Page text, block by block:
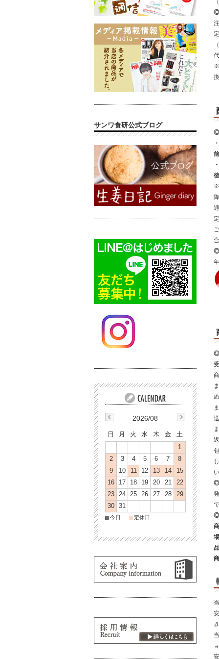
◎
◎
※
◎
◎
◎
◎
サンワ食研公式ブログ
2026/08
日 月 火 水 木 金
土
1
2
3 4 5 6 7
8
9
10 11 12 13 14
15
16
17 18 19 20 21
22
23
24 25 26 27 28
29
30
31
■今日 ■ 定休日